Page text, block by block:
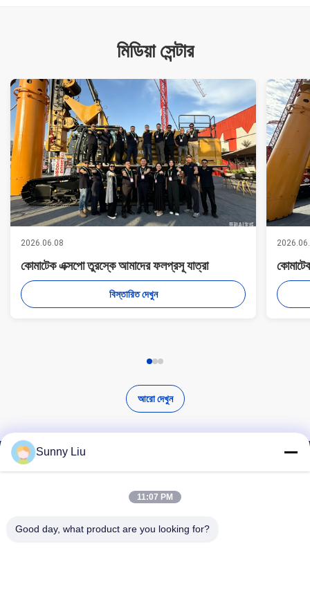
মিডিয়া সেন্টার
2026.06.08
কোমাটেক এক্সপো তুরস্কে আমাদের ফলপ্রসূ যাত্রা
বিস্তারিত দেখুন
আরো দেখুন
উচ্চ মানের পণ্য খুঁজুন
Sunny Liu
11:07 PM
Good day, what product are you looking for?